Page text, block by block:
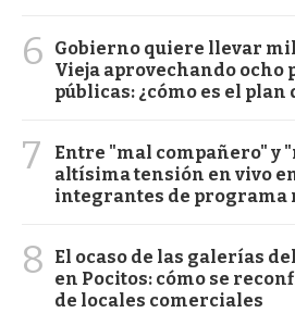
6
Gobierno quiere llevar
Vieja aprovechando ocho
públicas: ¿cómo es el plan
7
Entre "mal compañero" y
altísima tensión en vivo
integrantes de programa
8
El ocaso de las galerías
en Pocitos: cómo se
de locales comerciales